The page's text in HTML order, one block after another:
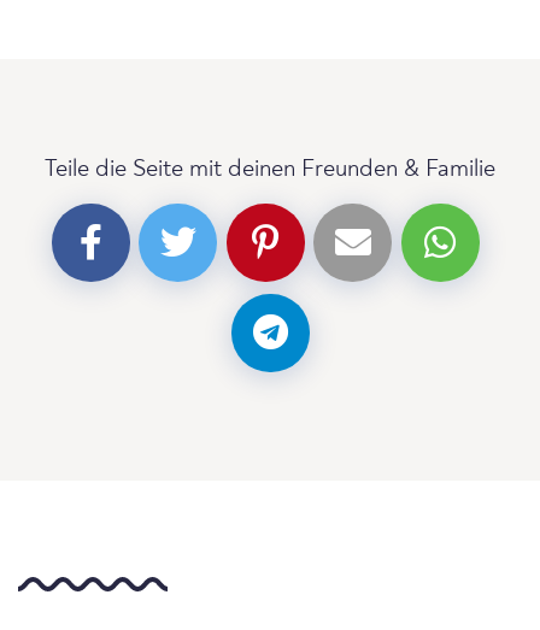
Teile die Seite mit deinen Freunden & Familie